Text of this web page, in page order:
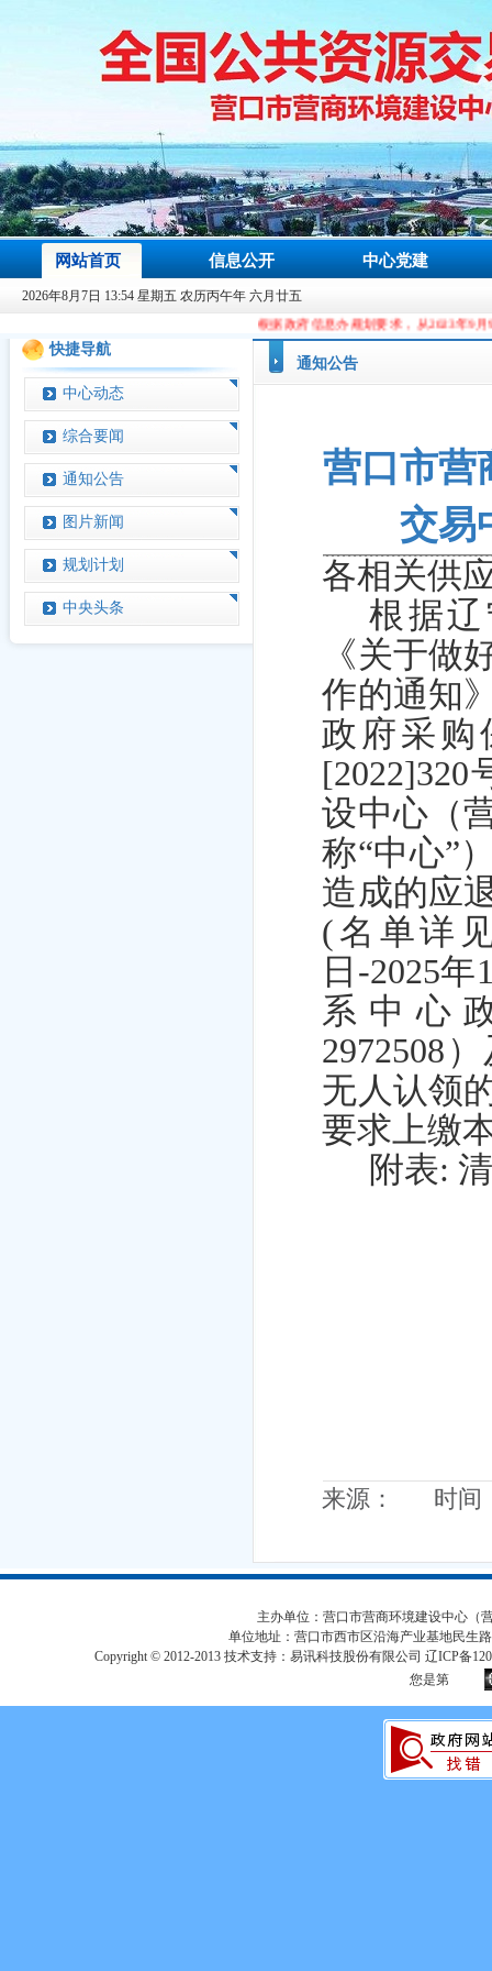
网站首页 信息公开 中心党建
2026年8月7日 13:54 星期五 农历丙午年 六月廿五
根据政府信息办规划要求，从2023年9月9日起
快捷导航
中心动态
综合要闻
通知公告
图片新闻
规划计划
中央头条
通知公告
营口市营
交易
各相关供
根据
《关于做
作的通知
政府采购
设中心（
称“中心”
造成的应
(名单详
日-2025
系中心
2972508
无人认领
要求上缴
附表:
来源： 时间
主办单位：营口市营商环境建设中心（
单位地址：营口市西市区沿海产业基地民生
Copyright © 2012-2013 技术支持：易讯科技股份有限公司 辽ICP备
您是第